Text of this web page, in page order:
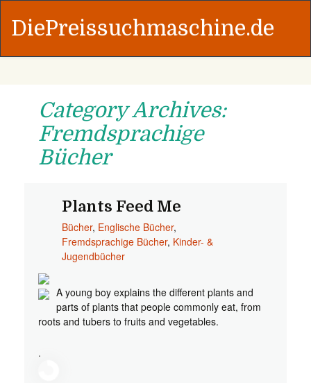
DiePreissuchmaschine.de
Category Archives:
Fremdsprachige
Bücher
Plants Feed Me
Bücher, Englische Bücher,
Fremdsprachige Bücher, Kinder- &
Jugendbücher
A young boy explains the different plants and
parts of plants that people commonly eat, from
roots and tubers to fruits and vegetables.
.